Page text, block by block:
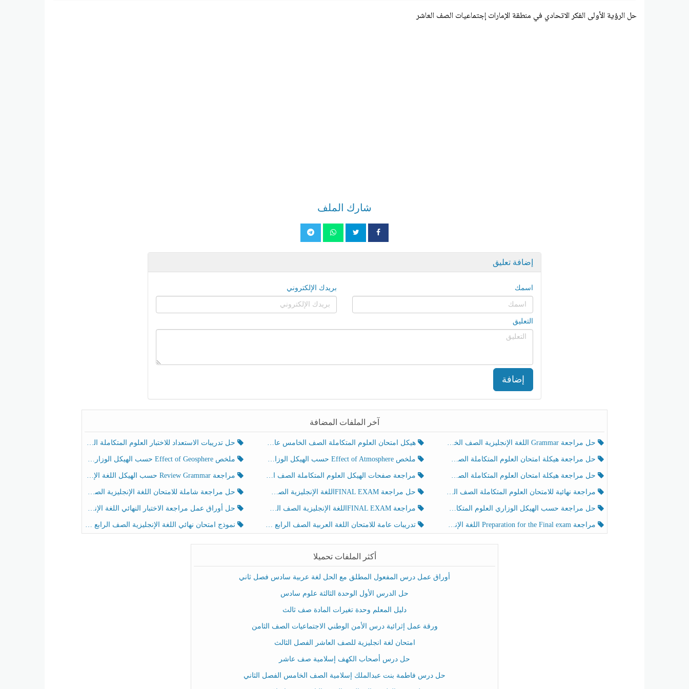
حل الرؤية الأولى الفكر الاتحادي في منطقة الإمارات إجتماعيات الصف العاشر
شارك الملف
إضافة تعليق
اسمك بريدك الإلكتروني
التعليق
إضافة
آخر الملفات المضافة
حل مراجعة Grammar اللغة الإنجليزية الصف الخامس الفصل الثالث هيكل امتحان العلوم المتكاملة الصف الخامس عام الفصل الدراسي الثالث 2025-2026 حل تدريبات الاستعداد للاختبار العلوم المتكاملة الصف الخامس عام الفصل الثالث
حل مراجعة هيكلة امتحان العلوم المتكاملة الصف الخامس انسبير الفصل الثالث ملخص Effect of Atmosphere حسب الهيكل الوزاري العلوم المتكاملة الصف الخامس انسبير الفصل الثالث ملخص Effect of Geosphere حسب الهيكل الوزاري العلوم المتكاملة الصف الخامس انسبير الفصل الثالث
حل مراجعة هيكلة امتحان العلوم المتكاملة الصف الخامس عام الفصل الثالث مراجعة صفحات الهيكل العلوم المتكاملة الصف الخامس انسبير الفصل الثالث مراجعة Review Grammar حسب الهيكل اللغة الإنجليزية الصف الخامس الفصل الثالث
مراجعة نهائية للامتحان العلوم المتكاملة الصف الخامس انسبير الفصل الثالث حل مراجعة FINAL EXAMاللغة الإنجليزية الصف الخامس الفصل الثالث حل مراجعة شاملة للامتحان اللغة الإنجليزية الصف الخامس الفصل الثالث
حل مراجعة حسب الهيكل الوزاري العلوم المتكاملة الصف الخامس عام الفصل الثالث مراجعة FINAL EXAMاللغة الإنجليزية الصف الخامس الفصل الثالث حل أوراق عمل مراجعة الاختبار النهائي اللغة الإنجليزية الصف الرابع الفصل الثالث
مراجعة Preparation for the Final exam اللغة الإنجليزية الصف الرابع الفصل الثالث تدريبات عامة للامتحان اللغة العربية الصف الرابع الفصل الثالث نموذج امتحان نهائي اللغة الإنجليزية الصف الرابع الفصل الثالث
أكثر الملفات تحميلا
أوراق عمل درس المفعول المطلق مع الحل لغة عربية سادس فصل ثاني
حل الدرس الأول الوحدة الثالثة علوم سادس
دليل المعلم وحدة تغيرات المادة صف ثالث
ورقة عمل إثرائية درس الأمن الوطني الاجتماعيات الصف الثامن
امتحان لغة انجليزية للصف العاشر الفصل الثالث
حل درس أصحاب الكهف إسلامية صف عاشر
حل درس فاطمة بنت عبدالملك إسلامية الصف الخامس الفصل الثاني